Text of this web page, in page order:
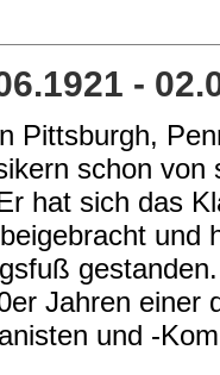
-
Pittsburgh,
schon von
hat sich das
und
Jahren einer
und -